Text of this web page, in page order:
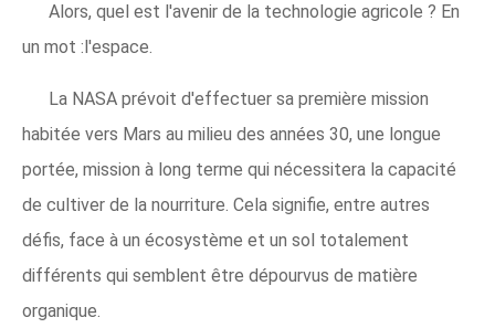
Alors, quel est l'avenir de la technologie agricole ? En
un mot :l'espace.
La NASA prévoit d'effectuer sa première mission
habitée vers Mars au milieu des années 30, une longue
portée, mission à long terme qui nécessitera la capacité
de cultiver de la nourriture. Cela signifie, entre autres
défis, face à un écosystème et un sol totalement
différents qui semblent être dépourvus de matière
organique.